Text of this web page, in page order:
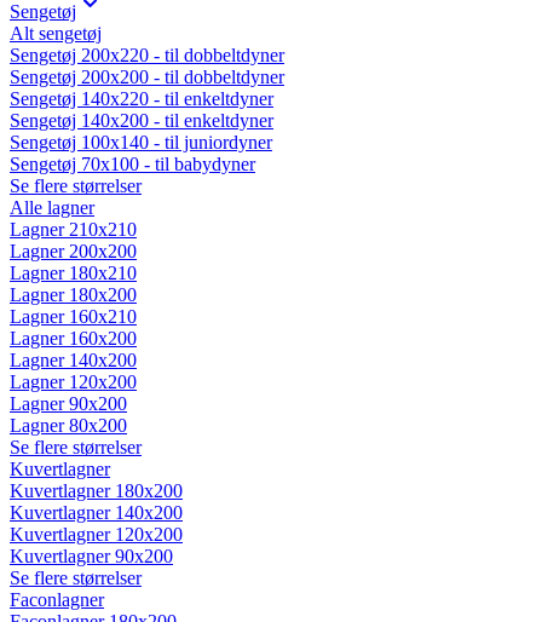
Sengetøj
Alt sengetøj
Sengetøj 200x220 - til dobbeltdyner
Sengetøj 200x200 - til dobbeltdyner
Sengetøj 140x220 - til enkeltdyner
Sengetøj 140x200 - til enkeltdyner
Sengetøj 100x140 - til juniordyner
Sengetøj 70x100 - til babydyner
Se flere størrelser
Alle lagner
Lagner 210x210
Lagner 200x200
Lagner 180x210
Lagner 180x200
Lagner 160x210
Lagner 160x200
Lagner 140x200
Lagner 120x200
Lagner 90x200
Lagner 80x200
Se flere størrelser
Kuvertlagner
Kuvertlagner 180x200
Kuvertlagner 140x200
Kuvertlagner 120x200
Kuvertlagner 90x200
Se flere størrelser
Faconlagner